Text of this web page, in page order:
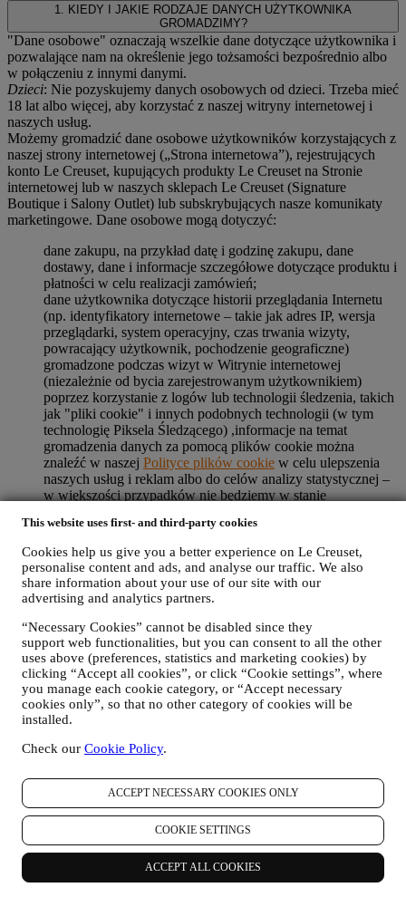
This website uses first- and third-party cookies
Cookies help us give you a better experience on Le Creuset,
personalise content and ads, and analyse our traffic. We also
share information about your use of our site with our
advertising and analytics partners.
“Necessary Cookies” cannot be disabled since they
support web functionalities, but you can consent to all the other
uses above (preferences, statistics and marketing cookies) by
clicking “Accept all cookies”, or click “Cookie settings”, where
you manage each cookie category, or “Accept necessary
cookies only”, so that no other category of cookies will be
installed.
Check our Cookie Policy.
ACCEPT NECESSARY COOKIES ONLY
COOKIE SETTINGS
ACCEPT ALL COOKIES
1. KIEDY I JAKIE RODZAJE DANYCH UŻYTKOWNIKA
GROMADZIMY?
"Dane osobowe" oznaczają wszelkie dane dotyczące użytkownika i
pozwalające nam na określenie jego tożsamości bezpośrednio albo
w połączeniu z innymi danymi.
Dzieci: Nie pozyskujemy danych osobowych od dzieci. Trzeba mieć
18 lat albo więcej, aby korzystać z naszej witryny internetowej i
naszych usług.
Możemy gromadzić dane osobowe użytkowników korzystających z
naszej strony internetowej („Strona internetowa”), rejestrujących
konto Le Creuset, kupujących produkty Le Creuset na Stronie
internetowej lub w naszych sklepach Le Creuset (Signature
Boutique i Salony Outlet) lub subskrybujących nasze komunikaty
marketingowe. Dane osobowe mogą dotyczyć:
dane zakupu, na przykład datę i godzinę zakupu, dane
dostawy, dane i informacje szczegółowe dotyczące produktu i
płatności w celu realizacji zamówień;
dane użytkownika dotyczące historii przeglądania Internetu
(np. identyfikatory internetowe – takie jak adres IP, wersja
przeglądarki, system operacyjny, czas trwania wizyty,
powracający użytkownik, pochodzenie geograficzne)
gromadzone podczas wizyt w Witrynie internetowej
(niezależnie od bycia zarejestrowanym użytkownikiem)
poprzez korzystanie z logów lub technologii śledzenia, takich
jak "pliki cookie" i innych podobnych technologii (w tym
technologię Piksela Śledzącego) ,informacje na temat
gromadzenia danych za pomocą plików cookie można
znaleźć w naszej Polityce plików cookie w celu ulepszenia
naszych usług i reklam albo do celów analizy statystycznej –
w większości przypadków nie będziemy w stanie
informacje zwrotne, wnioski, skargi, zapytania albo interakcje
z nami (na przykład wiadomości użytkownika, zapisy chatów,
posty w mediach społecznościowych, wiadomości e-mail albo
rozmowy telefoniczne).
Dane osobowe użytkownika gromadzone podczas korzystania z
Witryny internetowej albo podawane przez niego w inny sposób
informacje umożliwiające ustalenie tożsamości są również
chronione i użytkownikowi przysługują prawa do ochrony
prywatności wyjaśnione w poniższym paragrafie h).
2. KTO GROMADZI DANE UŻYTKOWNIKA?
Administratorem danych osobowych w odniesieniu do usług e-
commerce oferowanych za pośrednictwem Witryny internetowej jest
Le Creuset Poland Sp. z o.o. z siedzibą pod adresem ul.
Marszałkowska 126/134, 00-008 Warszawa.
marketingowe, stanie się częścią bazy danych klientów grupy Le
Creuset, którą zarządza spółka Le Creuset Group AG działającą w
charakterze administratora z siedzibą pod adresem Neuhofstrasse 4 ,
Baar, Zug, 6340 Szwajcaria (która wyznaczyła jako przedstawiciela
w UE Le Creuset SL, numer VAT B62153630, z siedzibą w Paseo
de Gracia 9, 2º, 08007 Barcelona, Hiszpania), w oparciu o umowę o
współadministrowaniu, która zasadniczo zapewnia (a) Le Creuset